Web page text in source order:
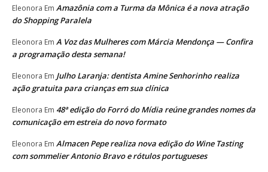
Eleonora Em Amazônia com a Turma da Mônica é a nova atração
do Shopping Paralela
Eleonora Em A Voz das Mulheres com Márcia Mendonça — Confira
a programação desta semana!
Eleonora Em Julho Laranja: dentista Amine Senhorinho realiza
ação gratuita para crianças em sua clínica
Eleonora Em 48ª edição do Forró do Mídia reúne grandes nomes da
comunicação em estreia do novo formato
Eleonora Em Almacen Pepe realiza nova edição do Wine Tasting
com sommelier Antonio Bravo e rótulos portugueses